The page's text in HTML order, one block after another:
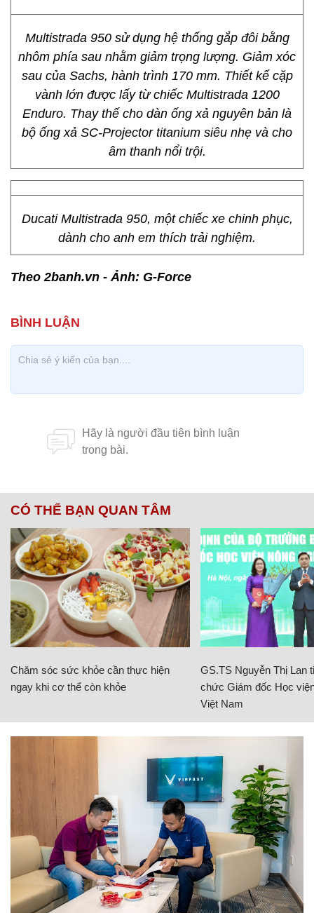
Multistrada 950 sử dụng hệ thống gắp đôi bằng
nhôm phía sau nhằm giảm trọng lượng. Giảm xóc
sau của Sachs, hành trình 170 mm. Thiết kế cặp
vành lớn được lấy từ chiếc Multistrada 1200
Enduro. Thay thế cho dàn ống xả nguyên bản là
bộ ống xả SC-Projector titanium siêu nhẹ và cho
âm thanh nổi trội.
Ducati Multistrada 950, một chiếc xe chinh phục,
dành cho anh em thích trải nghiệm.
Theo 2banh.vn -Ảnh: G-Force
CÓ THỂ BẠN QUAN TÂM
Chăm sóc sức khỏe cần thực hiện
ngay khi cơ thể còn khỏe
GS.TS Nguyễn Thị Lan
chức Giám đốc Học
Việt Nam